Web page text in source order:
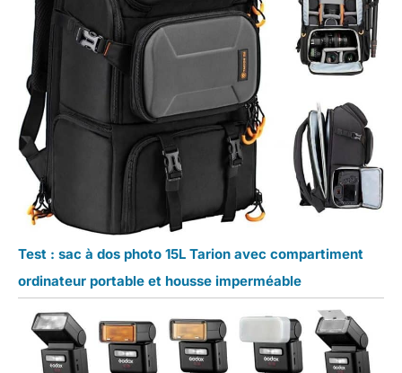
Test : sac à dos photo 15L Tarion avec compartiment
ordinateur portable et housse imperméable